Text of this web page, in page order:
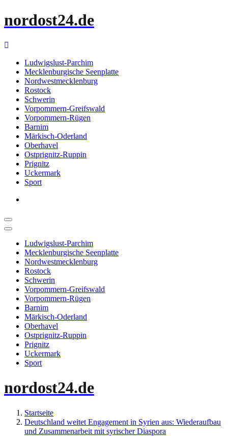
Inhalt
nordost24.de
Ludwigslust-Parchim
Mecklenburgische Seenplatte
Nordwestmecklenburg
Rostock
Schwerin
Vorpommern-Greifswald
Vorpommern-Rügen
Barnim
Märkisch-Oderland
Oberhavel
Ostprignitz-Ruppin
Prignitz
Uckermark
Sport
Ludwigslust-Parchim
Mecklenburgische Seenplatte
Nordwestmecklenburg
Rostock
Schwerin
Vorpommern-Greifswald
Vorpommern-Rügen
Barnim
Märkisch-Oderland
Oberhavel
Ostprignitz-Ruppin
Prignitz
Uckermark
Sport
nordost24.de
Startseite
Deutschland weitet Engagement in Syrien aus: Wiederaufbau
und Zusammenarbeit mit syrischer Diaspora